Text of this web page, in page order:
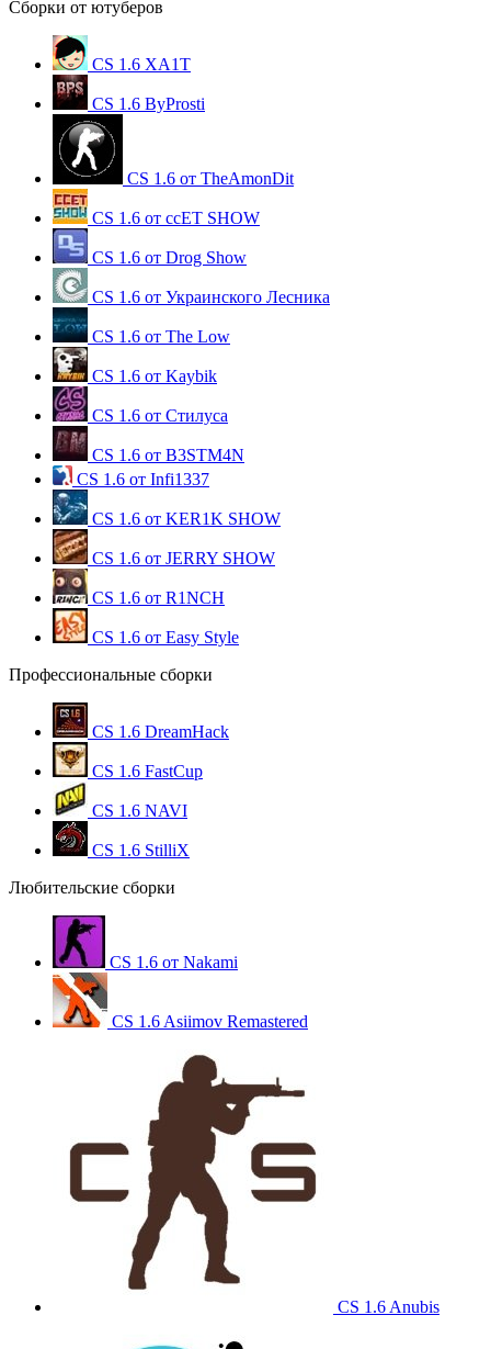
Сборки от ютуберов
CS 1.6 XA1T
CS 1.6 ByProsti
CS 1.6 от TheAmonDit
CS 1.6 от ccET SHOW
CS 1.6 от Drog Show
CS 1.6 от Украинского Лесника
CS 1.6 от The Low
CS 1.6 от Kaybik
CS 1.6 от Стилуса
CS 1.6 от B3STM4N
CS 1.6 от Infi1337
CS 1.6 от KER1K SHOW
CS 1.6 от JERRY SHOW
CS 1.6 от R1NCH
CS 1.6 от Easy Style
Профессиональные сборки
CS 1.6 DreamHack
CS 1.6 FastCup
CS 1.6 NAVI
CS 1.6 StilliX
Любительские сборки
CS 1.6 от Nakami
CS 1.6 Asiimov Remastered
CS 1.6 Anubis